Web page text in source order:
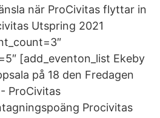
när ProCivitas flyttar in
Utspring 2021
[add_eventon_list Ekeby
på 18 den Fredagen
ProCivitas
Procivitas